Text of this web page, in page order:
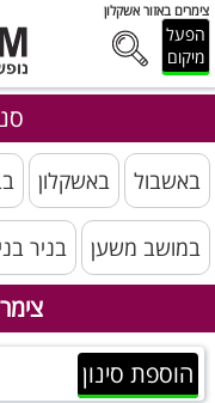
צימרים באזור אשקלון
הפעל
מיקום
באשבול באשקלון
במושב משען בניר
הוספת סינון